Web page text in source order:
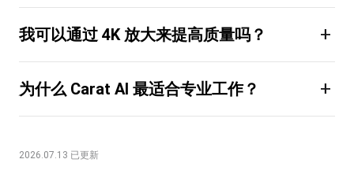
我可以通过 4K 放大来提高质量吗？ +
为什么 Carat AI 最适合专业工作？ +
2026.07.13 已更新